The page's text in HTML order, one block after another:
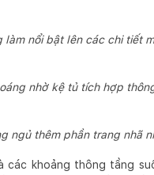
làm nổi bật lên các chi tiết
nhờ kệ tủ tích hợp
ngủ thêm phần trang nhã
khoảng thông tầng